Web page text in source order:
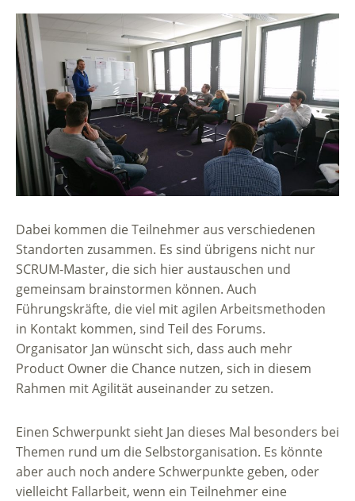
Dabei kommen die Teilnehmer aus verschiedenen
Standorten zusammen. Es sind übrigens nicht nur
SCRUM-Master, die sich hier austauschen und
gemeinsam brainstormen können. Auch
Führungskräfte, die viel mit agilen Arbeitsmethoden
in Kontakt kommen, sind Teil des Forums.
Organisator Jan wünscht sich, dass auch mehr
Product Owner die Chance nutzen, sich in diesem
Rahmen mit Agilität auseinander zu setzen.
Einen Schwerpunkt sieht Jan dieses Mal besonders bei
Themen rund um die Selbstorganisation. Es könnte
aber auch noch andere Schwerpunkte geben, oder
vielleicht Fallarbeit, wenn ein Teilnehmer eine